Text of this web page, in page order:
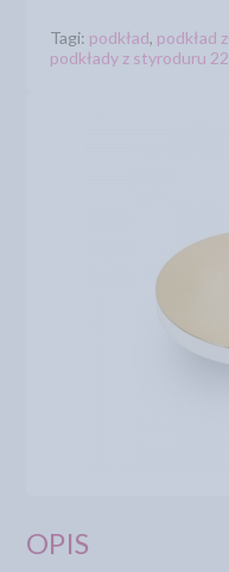
Tagi: podkład, podkład
podkłady z styroduru
OPIS